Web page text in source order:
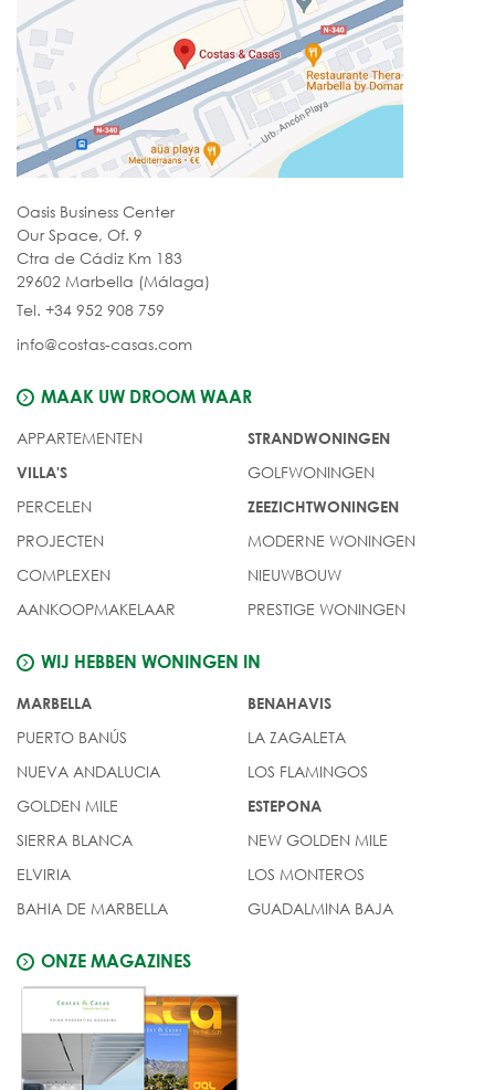
Oasis Business Center
Our Space, Of. 9
Ctra de Cádiz Km 183
29602 Marbella (Málaga)
Tel. +34 952 908 759
info@costas-casas.com
MAAK UW DROOM WAAR
APPARTEMENTEN
VILLA'S
PERCELEN
PROJECTEN
COMPLEXEN
AANKOOPMAKELAAR
STRANDWONINGEN
GOLFWONINGEN
ZEEZICHTWONINGEN
MODERNE WONINGEN
NIEUWBOUW
PRESTIGE WONINGEN
WIJ HEBBEN WONINGEN IN
MARBELLA
PUERTO BANÚS
NUEVA ANDALUCIA
GOLDEN MILE
SIERRA BLANCA
ELVIRIA
BAHIA DE MARBELLA
BENAHAVIS
LA ZAGALETA
LOS FLAMINGOS
ESTEPONA
NEW GOLDEN MILE
LOS MONTEROS
GUADALMINA BAJA
ONZE MAGAZINES